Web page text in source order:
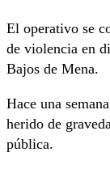
El operativo se
de violencia en
Bajos de Mena.
Hace una semana
herido de
pública.